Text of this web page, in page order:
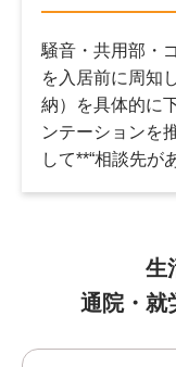
騒音・共用部・
を入居前に周知
納）を具体的に
ンテーションを
して**“相談先が
生
通院・就